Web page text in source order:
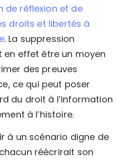
de réflexion et de
droits et libertés à
. La suppression
en effet être un moyen
des preuves
ce qui peut poser
du droit à l’information
à l’histoire.
à un scénario digne de
réécrirait son